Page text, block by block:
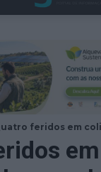
feridos em